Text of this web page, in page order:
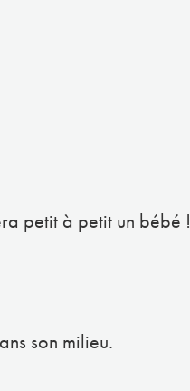
petit à petit un bébé !
son milieu.